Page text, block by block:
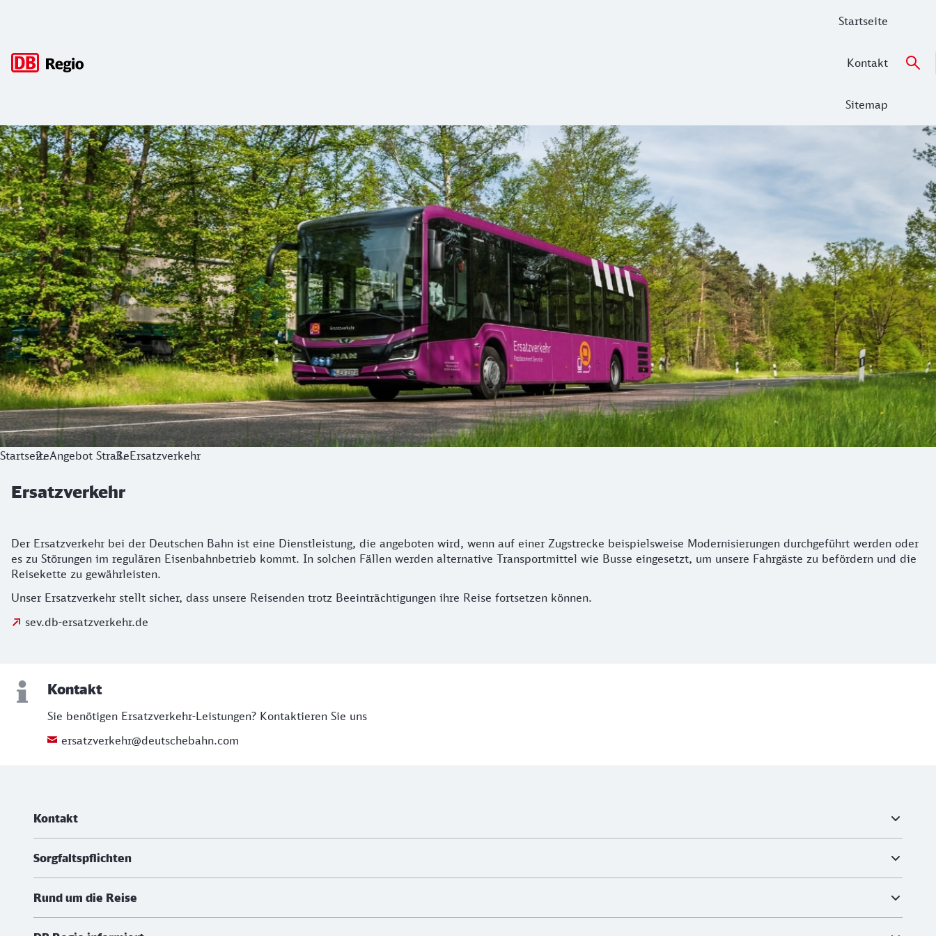
Startseite
Kontakt
Sitemap
Ersatzverkehr
StartseiteAngebot StraßeErsatzverkehr
Ersatzverkehr
Der Ersatzverkehr bei der Deutschen Bahn ist eine Dienstleistung, die angeboten wird, wenn auf einer Zugstrecke beispielsweise Modernisierungen durchgeführt werden oder
es zu Störungen im regulären Eisenbahnbetrieb kommt. In solchen Fällen werden alternative Transportmittel wie Busse eingesetzt, um unsere Fahrgäste zu befördern und die
Reisekette zu gewährleisten.
Unser Ersatzverkehr stellt sicher, dass unsere Reisenden trotz Beeinträchtigungen ihre Reise fortsetzen können.
sev.db-ersatzverkehr.de
Kontakt
Sie benötigen Ersatzverkehr-Leistungen? Kontaktieren Sie uns
ersatzverkehr@deutschebahn.com
Kontakt
Sorgfaltspflichten
Rund um die Reise